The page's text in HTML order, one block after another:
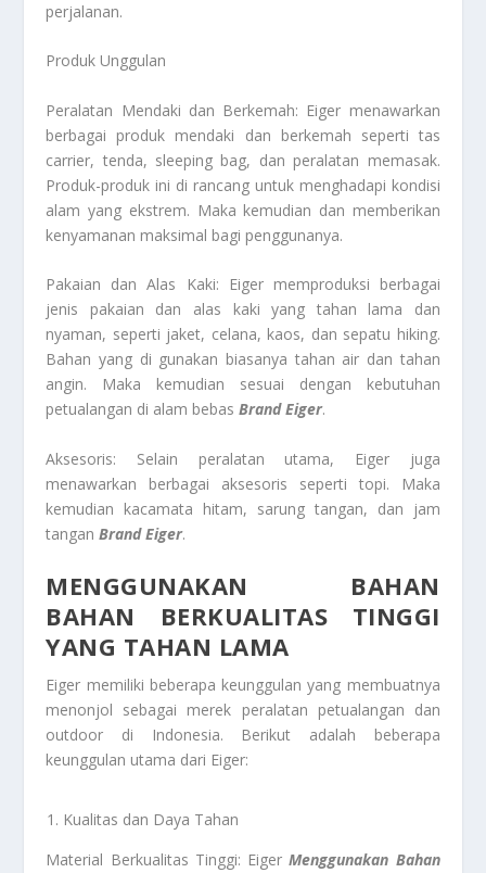
perjalanan.
Produk Unggulan
Peralatan Mendaki dan Berkemah: Eiger menawarkan
berbagai produk mendaki dan berkemah seperti tas
carrier, tenda, sleeping bag, dan peralatan memasak.
Produk-produk ini di rancang untuk menghadapi kondisi
alam yang ekstrem. Maka kemudian dan memberikan
kenyamanan maksimal bagi penggunanya.
Pakaian dan Alas Kaki: Eiger memproduksi berbagai
jenis pakaian dan alas kaki yang tahan lama dan
nyaman, seperti jaket, celana, kaos, dan sepatu hiking.
Bahan yang di gunakan biasanya tahan air dan tahan
angin. Maka kemudian sesuai dengan kebutuhan
petualangan di alam bebasBrand Eiger.
Aksesoris: Selain peralatan utama, Eiger juga
menawarkan berbagai aksesoris seperti topi. Maka
kemudian kacamata hitam, sarung tangan, dan jam
tanganBrand Eiger.
MENGGUNAKAN BAHAN
BAHAN BERKUALITAS TINGGI
YANG TAHAN LAMA
Eiger memiliki beberapa keunggulan yang membuatnya
menonjol sebagai merek peralatan petualangan dan
outdoor di Indonesia. Berikut adalah beberapa
keunggulan utama dari Eiger:
Kualitas dan Daya Tahan
Material Berkualitas Tinggi: EigerMenggunakan Bahan